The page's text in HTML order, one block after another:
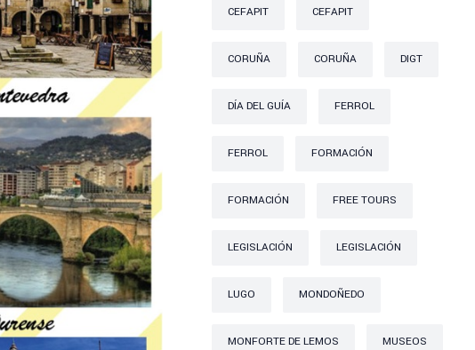
CEFAPIT CEFAPIT
CORUÑA CORUÑA DIGT
DÍA DEL GUÍA FERROL
FERROL FORMACIÓN
FORMACIÓN FREE TOURS
LEGISLACIÓN LEGISLACIÓN
LUGO MONDOÑEDO
MONFORTE DE LEMOS MUSEOS